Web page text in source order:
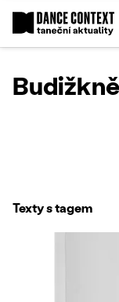
Texty s tagem